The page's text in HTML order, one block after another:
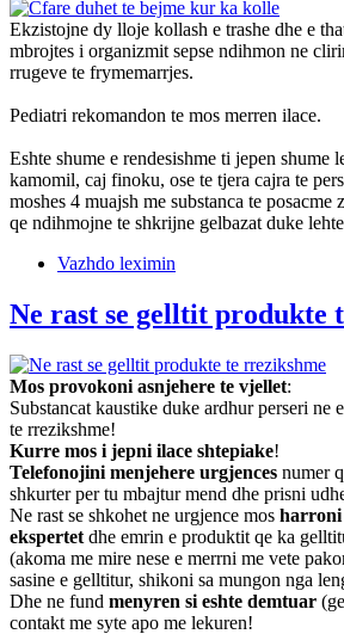
Ekzistojne dy lloje kollash e trashe dhe e
mbrojtes i organizmit sepse ndihmon ne
rrugeve te frymemarrjes.
Pediatri rekomandon te mos merren ilace.
Eshte shume e rendesishme ti jepen shume
kamomil, caj finoku, ose te tjera cajra te
moshes 4 muajsh me substanca te posacme
qe ndihmojne te shkrijne gelbazat duke
Vazhdo leximin
Ne rast se gelltit produkte
Mos provokoni asnjehere te vjellet:
Substancat kaustike duke ardhur perseri ne
te rrezikshme!
Kurre mos i jepni ilace shtepiake!
Telefonojini menjehere urgjences numer
shkurter per tu mbajtur mend dhe prisni
Ne rast se shkohet ne urgjence mos harroni
ekspertet dhe emrin e produktit qe ka
(akoma me mire nese e merrni me vete
sasine e gelltitur, shikoni sa mungon nga
Dhe ne fund menyren si eshte demtuar
contakt me syte apo me lekuren!